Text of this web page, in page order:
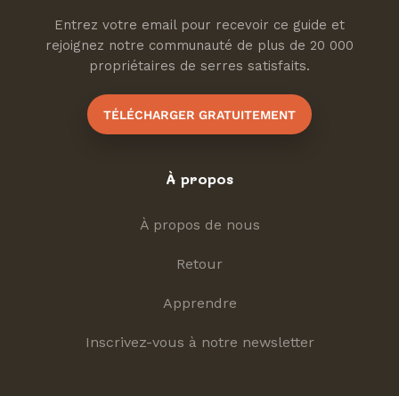
Entrez votre email pour recevoir ce guide et
rejoignez notre communauté de plus de 20 000
propriétaires de serres satisfaits.
TÉLÉCHARGER GRATUITEMENT
À propos
À propos de nous
Retour
Apprendre
Inscrivez-vous à notre newsletter